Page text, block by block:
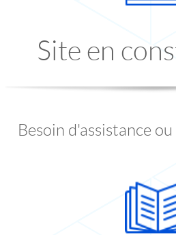
Site en
Besoin d'assistance